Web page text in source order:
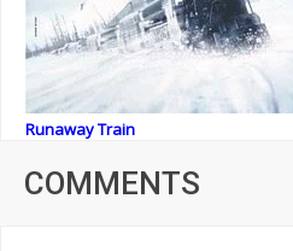
Runaway Train
COMMENTS